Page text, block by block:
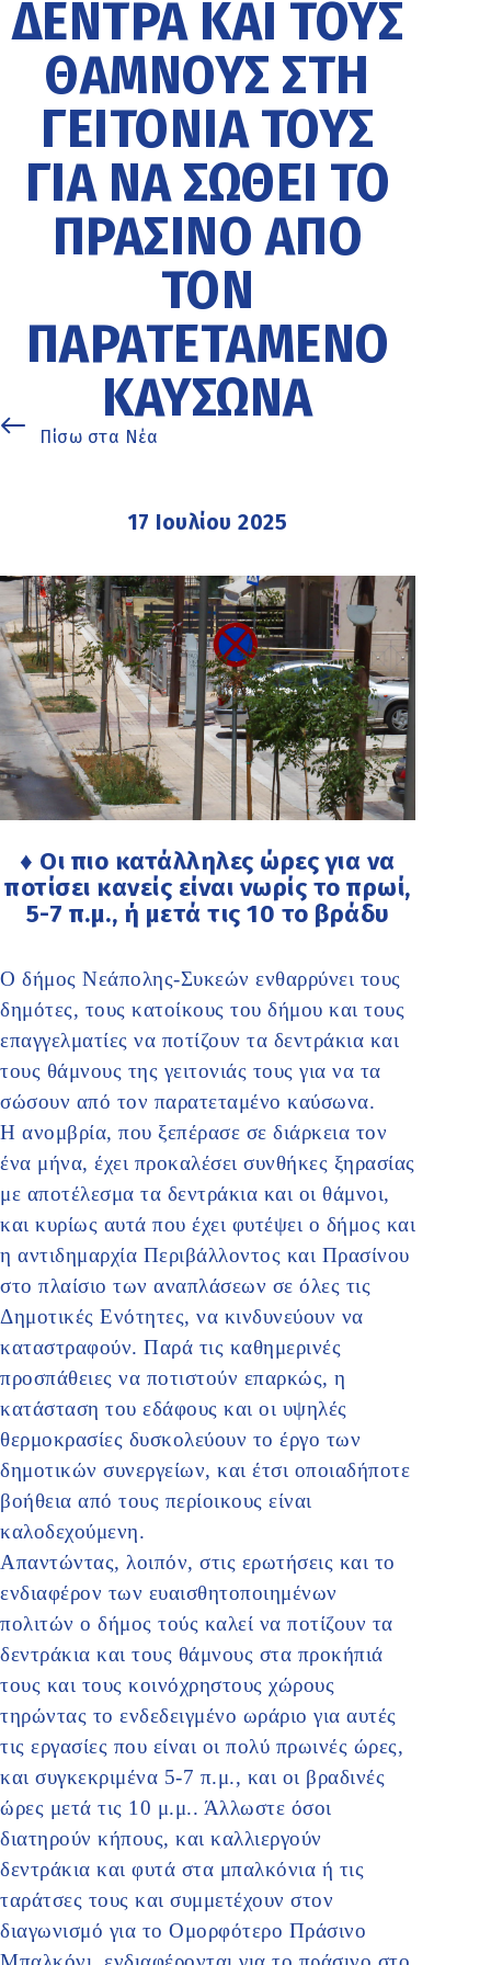
ΔΈΝΤΡΑ ΚΑΙ ΤΟΥΣ
ΘΆΜΝΟΥΣ ΣΤΗ
ΓΕΙΤΟΝΙΆ ΤΟΥΣ
ΓΙΑ ΝΑ ΣΩΘΕΊ ΤΟ
ΠΡΆΣΙΝΟ ΑΠΌ
ΤΟΝ
ΠΑΡΑΤΕΤΑΜΈΝΟ
ΚΑΎΣΩΝΑ
Πίσω στα Νέα
17 Ιουλίου 2025
♦ Οι πιο κατάλληλες ώρες για να
ποτίσει κανείς είναι νωρίς το πρωί,
5-7 π.μ., ή μετά τις 10 το βράδυ
Ο δήμος Νεάπολης-Συκεών ενθαρρύνει τους
δημότες, τους κατοίκους του δήμου και τους
επαγγελματίες να ποτίζουν τα δεντράκια και
τους θάμνους της γειτονιάς τους για να τα
σώσουν από τον παρατεταμένο καύσωνα.
Η ανομβρία, που ξεπέρασε σε διάρκεια τον
ένα μήνα, έχει προκαλέσει συνθήκες ξηρασίας
με αποτέλεσμα τα δεντράκια και οι θάμνοι,
και κυρίως αυτά που έχει φυτέψει ο δήμος και
η αντιδημαρχία Περιβάλλοντος και Πρασίνου
στο πλαίσιο των αναπλάσεων σε όλες τις
Δημοτικές Ενότητες, να κινδυνεύουν να
καταστραφούν. Παρά τις καθημερινές
προσπάθειες να ποτιστούν επαρκώς, η
κατάσταση του εδάφους και οι υψηλές
θερμοκρασίες δυσκολεύουν το έργο των
δημοτικών συνεργείων, και έτσι οποιαδήποτε
βοήθεια από τους περίοικους είναι
καλοδεχούμενη.
Απαντώντας, λοιπόν, στις ερωτήσεις και το
ενδιαφέρον των ευαισθητοποιημένων
πολιτών ο δήμος τούς καλεί να ποτίζουν τα
δεντράκια και τους θάμνους στα προκήπιά
τους και τους κοινόχρηστους χώρους
τηρώντας το ενδεδειγμένο ωράριο για αυτές
τις εργασίες που είναι οι πολύ πρωινές ώρες,
και συγκεκριμένα 5-7 π.μ., και οι βραδινές
ώρες μετά τις 10 μ.μ.. Άλλωστε όσοι
διατηρούν κήπους, και καλλιεργούν
δεντράκια και φυτά στα μπαλκόνια ή τις
ταράτσες τους και συμμετέχουν στον
διαγωνισμό για το Ομορφότερο Πράσινο